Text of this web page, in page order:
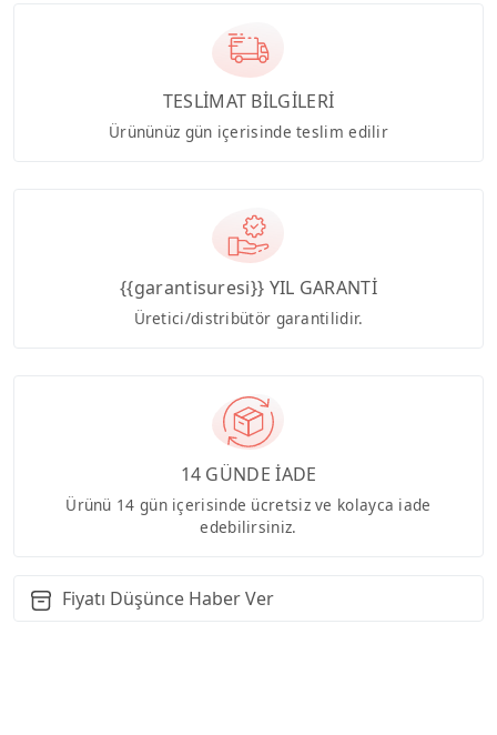
TESLİMAT BİLGİLERİ
Ürününüz gün içerisinde teslim edilir
{{garantisuresi}} YIL GARANTİ
Üretici/distribütör garantilidir.
14 GÜNDE İADE
Ürünü 14 gün içerisinde ücretsiz ve kolayca iade
edebilirsiniz.
Fiyatı Düşünce Haber Ver